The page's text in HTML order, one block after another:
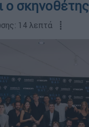
ο σκηνοθέτης
14 λεπτά ┋